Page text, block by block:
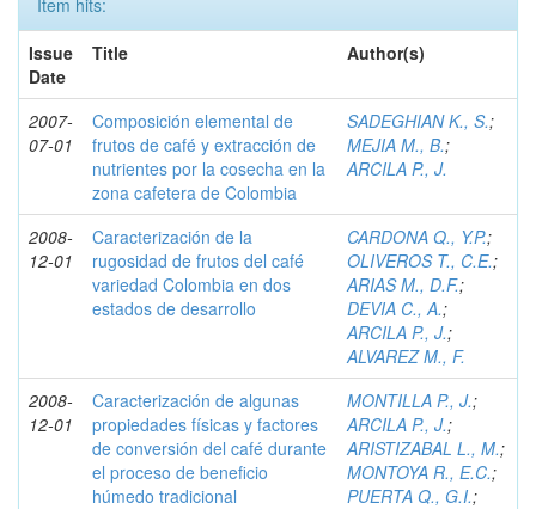
Item hits:
Issue
Date
Title Author(s)
2007-
07-01
Composición elemental de
frutos de café y extracción de
nutrientes por la cosecha en la
zona cafetera de Colombia
SADEGHIAN K., S.;
MEJIA M., B.;
ARCILA P., J.
2008-
12-01
Caracterización de la
rugosidad de frutos del café
variedad Colombia en dos
estados de desarrollo
CARDONA Q., Y.P.;
OLIVEROS T., C.E.;
ARIAS M., D.F.;
DEVIA C., A.;
ARCILA P., J.;
ALVAREZ M., F.
2008-
12-01
Caracterización de algunas
propiedades físicas y factores
de conversión del café durante
el proceso de beneficio
húmedo tradicional
MONTILLA P., J.;
ARCILA P., J.;
ARISTIZABAL L., M.;
MONTOYA R., E.C.;
PUERTA Q., G.I.;